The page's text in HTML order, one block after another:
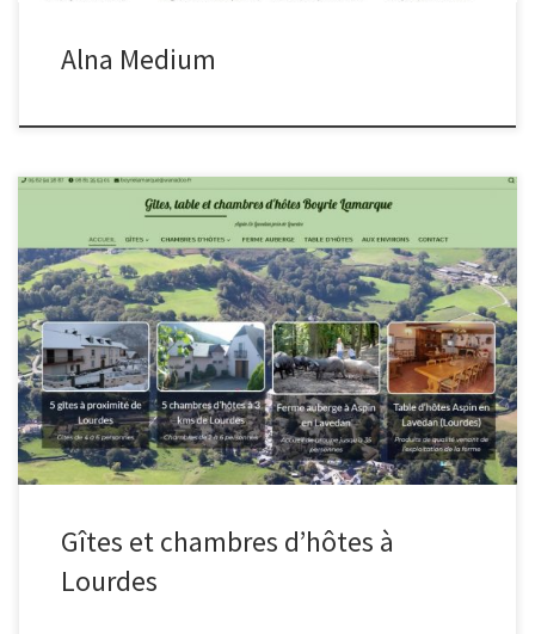
Alna Medium
Gîtes et chambres d’hôtes à
Lourdes